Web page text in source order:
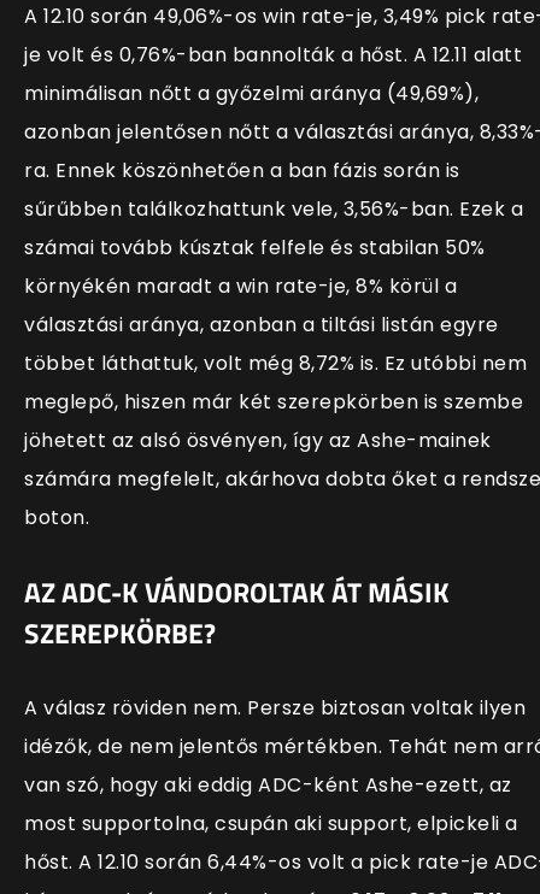
A 12.10 során 49,06%-os win rate-je, 3,49% pick
je volt és 0,76%-ban bannolták a hőst. A 12.11 alatt
minimálisan nőtt a győzelmi aránya (49,69%),
azonban jelentősen nőtt a választási aránya,
ra. Ennek köszönhetően a ban fázis során is
sűrűbben találkozhattunk vele, 3,56%-ban. Ezek a
számai tovább kúsztak felfele és stabilan 50%
környékén maradt a win rate-je, 8% körül a
választási aránya, azonban a tiltási listán egyre
többet láthattuk, volt még 8,72% is. Ez utóbbi nem
meglepő, hiszen már két szerepkörben is szembe
jöhetett az alsó ösvényen, így az Ashe-mainek
számára megfelelt, akárhova dobta őket a
boton.
AZ ADC-K VÁNDOROLTAK ÁT MÁSIK
SZEREPKÖRBE?
A válasz röviden nem. Persze biztosan voltak ilyen
idézők, de nem jelentős mértékben. Tehát nem
van szó, hogy aki eddig ADC-ként Ashe-ezett, az
most supportolna, csupán aki support, elpickeli a
hőst. A 12.10 során 6,44%-os volt a pick rate-je